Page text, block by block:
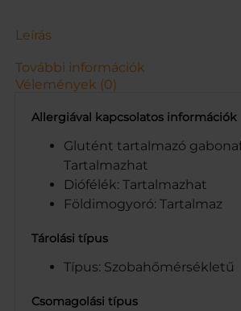
2
5
0
m
e
n
y
é
Leírás
További információk
Vélemények (0)
Allergiával kapcsolatos információk
Glutént tartalmazó
Tartalmazhat
Diófélék: Tartalmazhat
Földimogyoró: Tartalmaz
Tárolási típus
Típus: Szobahőmérsékletű
Csomagolási típus